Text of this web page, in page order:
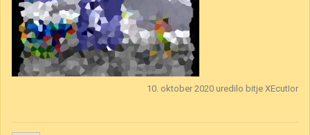
10. oktober 2020 uredilo bitje XEcutIor